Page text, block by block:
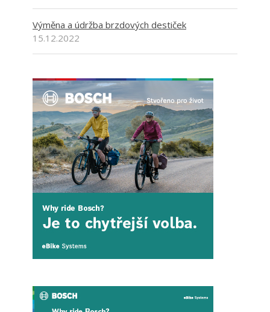
Výměna a údržba brzdových destiček
15.12.2022